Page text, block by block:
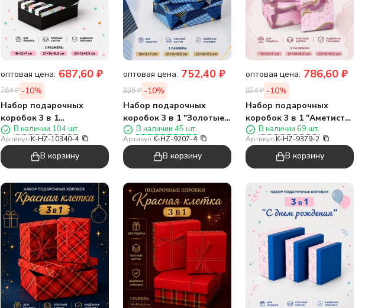
оптовая цена: 687,60 ₽
764₽ -10%
Набор подарочных
коробок 3 в 1
"Праздничное
конфетти", 18*12*7-
21*14*8,5-23*16*9,5
В наличии 104 шт.
Артикул:K-HZ-10340-4
В корзину
оптовая цена: 752,40 ₽
836₽ -10%
Набор подарочных
коробок 3 в 1 "Золотые
бриллианты", 18*12*7-
21*14*8,5-23*16*9,5
В наличии 45 шт.
Артикул:K-HZ-9207-4
В корзину
оптовая цена: 786,60 ₽
874₽ -10%
Набор подарочных
коробок 3 в 1 "Аметист",
розовый, 18*12*7-
21*14*8,5-23*16*9,5
В наличии 69 шт.
Артикул:K-HZ-9379-2
В корзину